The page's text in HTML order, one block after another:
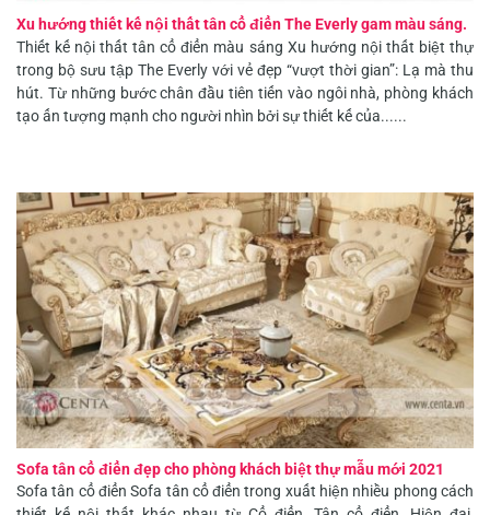
Xu hướng thiết kế nội thất tân cổ điển The Everly gam màu sáng.
Thiết kế nội thất tân cổ điển màu sáng Xu hướng nội thất biệt thự
trong bộ sưu tập The Everly với vẻ đẹp “vượt thời gian”: Lạ mà thu
hút. Từ những bước chân đầu tiên tiến vào ngôi nhà, phòng khách
tạo ấn tượng mạnh cho người nhìn bởi sự thiết kế của......
Sofa tân cổ điển đẹp cho phòng khách biệt thự mẫu mới 2021
Sofa tân cổ điển Sofa tân cổ điển trong xuất hiện nhiều phong cách